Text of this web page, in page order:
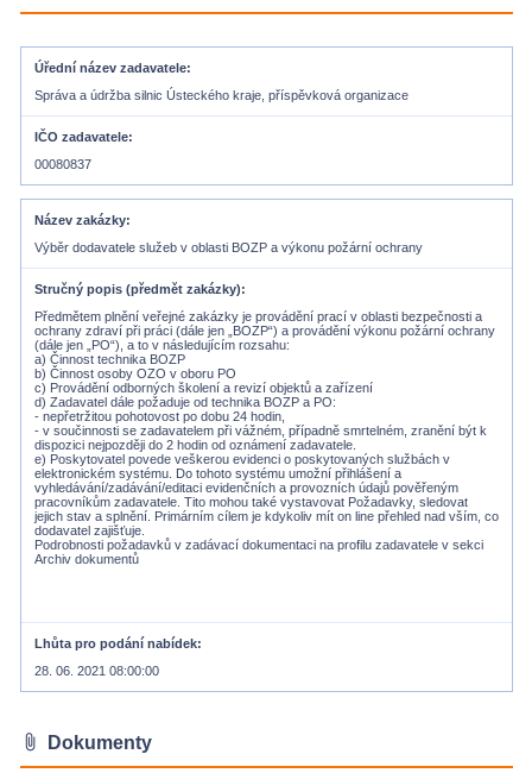
Úřední název zadavatele
Správa a údržba silnic Ústeckého kraje, příspěvková organizace
IČO zadavatele
00080837
Název zakázky
Výběr dodavatele služeb v oblasti BOZP a výkonu požární ochrany
Stručný popis (předmět zakázky)
Předmětem plnění veřejné zakázky je provádění prací v oblasti bezpečnosti a
ochrany zdraví při práci (dále jen „BOZP“) a provádění výkonu požární ochrany
(dále jen „PO“), a to v následujícím rozsahu:
a) Činnost technika BOZP
b) Činnost osoby OZO v oboru PO
c) Provádění odborných školení a revizí objektů a zařízení
d) Zadavatel dále požaduje od technika BOZP a PO:
- nepřetržitou pohotovost po dobu 24 hodin,
- v součinnosti se zadavatelem při vážném, případně smrtelném, zranění být k
dispozici nejpozději do 2 hodin od oznámení zadavatele.
e) Poskytovatel povede veškerou evidenci o poskytovaných službách v
elektronickém systému. Do tohoto systému umožní přihlášení a
vyhledávání/zadávání/editaci evidenčních a provozních údajů pověřeným
pracovníkům zadavatele. Tito mohou také vystavovat Požadavky, sledovat
jejich stav a splnění. Primárním cílem je kdykoliv mít on line přehled nad vším, co
dodavatel zajišťuje.
Podrobnosti požadavků v zadávací dokumentaci na profilu zadavatele v sekci
Archiv dokumentů
Lhůta pro podání nabídek
28. 06. 2021 08:00:00
attach_file Dokumenty